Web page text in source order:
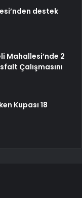
destek
Mahallesi’nde 2
Çalışmasını
Kupası 18